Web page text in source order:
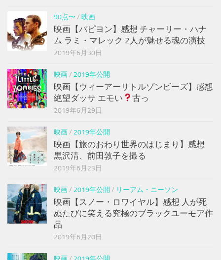
90点〜 / 映画
映画【パピヨン】感想 チャーリー・ハナ
ム ラミ・マレック 2人が魅せる魂の演技
2019年6月30日
映画/ 2019年公開
映画【ウィーアーリトルゾンビーズ】感想
絶望ダッサ エモい
古っ
2019年6月29日
映画/ 2019年公開
映画【旅のおわり世界のはじまり】感想
黒沢清、前田敦子を撮る
2019年6月23日
映画/ 2019年公開 / リーアム・ニーソン
映画【スノー・ロワイヤル】感想 人が死
ぬたびに笑える究極のブラックユーモア作
品
2019年6月20日